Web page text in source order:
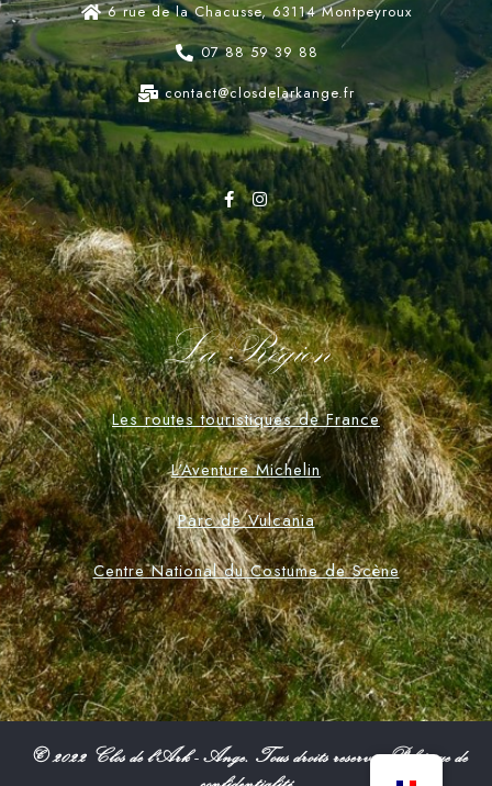
6 rue de la Chacusse, 63114 Montpeyroux
07 88 59 39 88
contact@closdelarkange.fr
La Région
Les routes touristiques de France
L'Aventure Michelin
Parc de Vulcania
Centre National du Costume de Scène
© 2022 Clos de l'Ark - Ange. Tous droits reservés.Politique de